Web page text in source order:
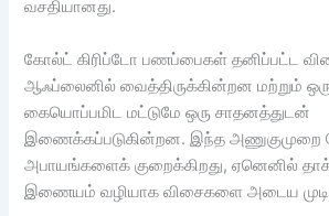
வசதியானது.
கோல்ட் கிரிப்டோ பணப்பைகள் தனிப்பட்ட
ஆஃப்லைனில் வைத்திருக்கின்றன மற்றும்
கையொப்பமிட மட்டுமே ஒரு சாதனத்துடன்
இணைக்கப்படுகின்றன. இந்த அணுகுமுறை
அபாயங்களைக் குறைக்கிறது, ஏனெனில்
இணையம் வழியாக விசைகளை அடைய